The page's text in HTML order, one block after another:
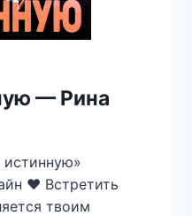
— Рина
истинную»
❤️ Встретить
твоим